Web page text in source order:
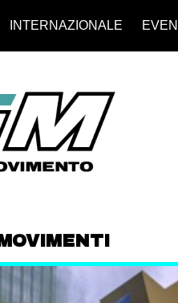
INTERNAZIONALE
MOVIMENTI